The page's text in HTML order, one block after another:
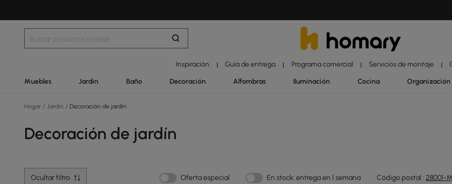
Inspiración | Guía de entrega | Programa comercial | Servicios de montaje |
Muebles Jardín Baño Decoración Alfombras Iluminación Cocina Organización
Hogar / Jardín / Decoración de jardín
Decoración de jardín
Ocultar filtro Oferta especial En stock: entrega en 1 semana Código postal : 28001-